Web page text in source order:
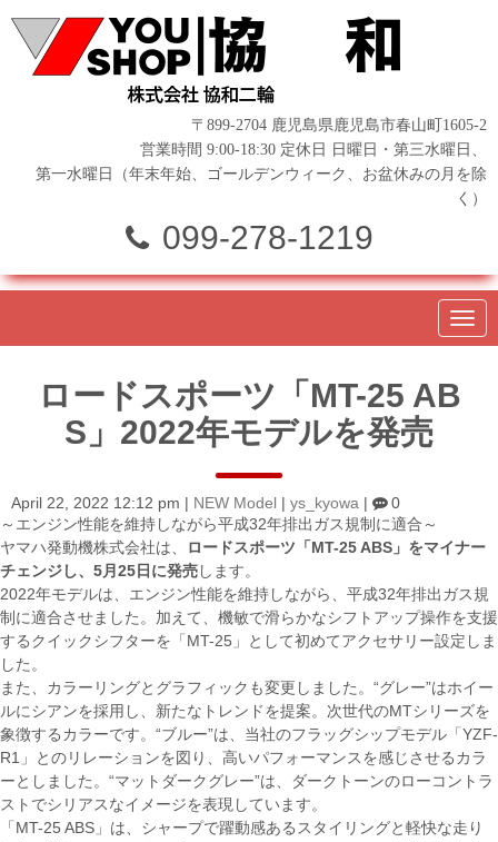
〒899-2704 鹿児島県鹿児島市春山町1605-2
営業時間 9:00-18:30 定休日 日曜日・第三水曜日、
第一水曜日（年末年始、ゴールデンウィーク、お盆休みの月を除
く）
099-278-1219
N
a
ロードスポーツ「MT-25 AB
S」2022年モデルを発売
April 22, 2022 12:12 pm NEW Model ys_kyowa
0
～エンジン性能を維持しながら平成32年排出ガス規制に適合～
ヤマハ発動機株式会社は、
ロードスポーツ「MT-25 ABS」をマイナー
チェンジし、5月25日に発売 します。
2022年モデルは、エンジン性能を維持しながら、平成32年排出ガス規
制に適合させました。加えて、機敏で滑らかなシフトアップ操作を支援
するクイックシフターを「MT-25」として初めてアクセサリー設定しま
した。
また、カラーリングとグラフィックも変更しました。“グレー”はホイー
ルにシアンを採用し、新たなトレンドを提案。次世代のMTシリーズを
象徴するカラーです。“ブルー”は、当社のフラッグシップモデル「YZF-
R1」とのリレーションを図り、高いパフォーマンスを感じさせるカラ
ーとしました。“マットダークグレー”は、ダークトーンのローコントラ
ストでシリアスなイメージを表現しています。
「MT-25 ABS」は、シャープで躍動感あるスタイリングと軽快な走り